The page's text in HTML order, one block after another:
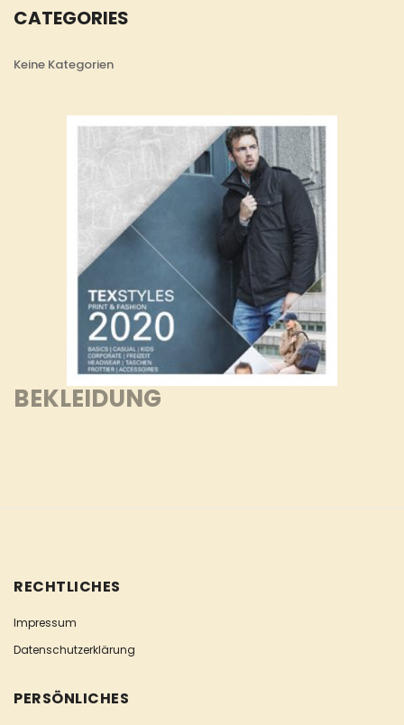
CATEGORIES
Keine Kategorien
BEKLEIDUNG
RECHTLICHES
Impressum
Datenschutzerklärung
PERSÖNLICHES